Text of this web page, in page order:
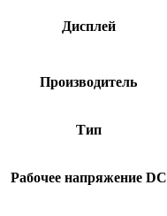
Дисплей
Производитель
Тип
Рабочее напряжение DC